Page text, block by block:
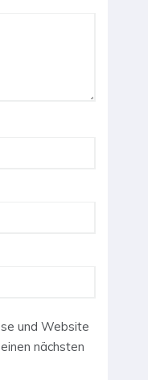
und Website
nächsten